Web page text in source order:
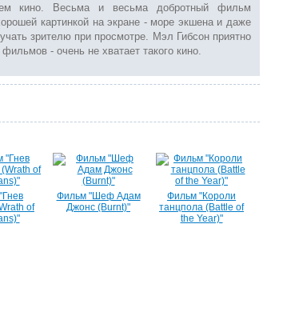
кино. Весьма и весьма добротный фильм
картинкой на экране - море экшена и даже
зрителю при просмотре. Мэл Гибсон приятно
- очень не хватает такого кино.
of
Фильм "Шеф Адам
Джонс (Burnt)"
Фильм "Короли
танцпола (Battle of
the Year)"